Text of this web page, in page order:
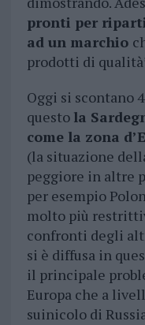
pronti per
ad un marchio
prodotti di
Oggi si scontano
questo la
come la zona
(la situazione
peggiore in altre
per esempio
molto più
confronti degli
si è diffusa in
il principale
Europa che a
suinicolo di